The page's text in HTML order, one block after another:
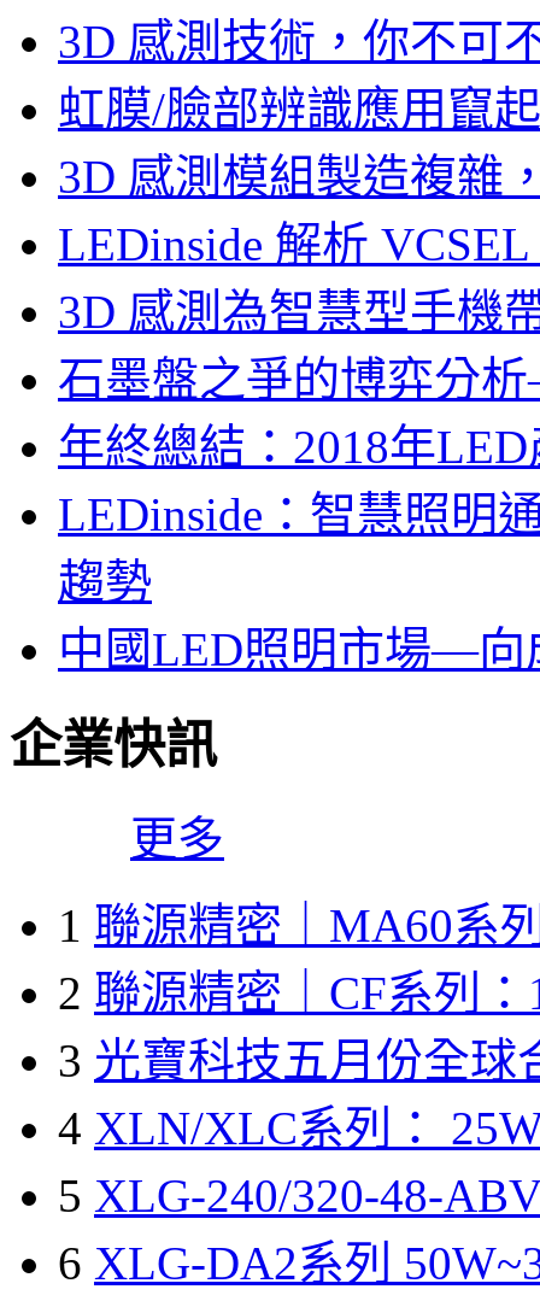
3D 感測技術，你不可
虹膜/臉部辨識應用竄
3D 感測模組製造複雜
LEDinside 解析
3D 感測為智慧型手機
石墨盤之爭的博弈分
年終總結：2018年
LEDinside：智慧照明
趨勢
中國LED照明市場—向
企業快訊
更多
1 聯源精密｜MA60系
2 聯源精密｜CF系列：
3 光寶科技五月份全球
4 XLN/XLC系列：
5 XLG-240/320-48-
6 XLG-DA2系列